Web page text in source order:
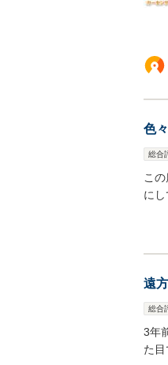
色
総合
こ
に
遠
総合
3年
た